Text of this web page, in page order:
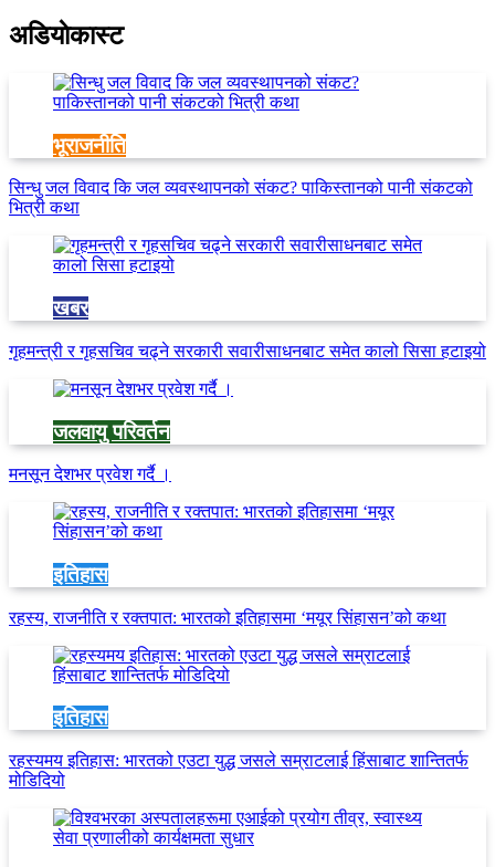
अडियाेकास्ट
भूराजनीति
सिन्धु जल विवाद कि जल व्यवस्थापनको संकट? पाकिस्तानको पानी संकटको
भित्री कथा
खबर
गृहमन्त्री र गृहसचिव चढ्ने सरकारी सवारीसाधनबाट समेत कालो सिसा हटाइयो
जलवायु परिवर्तन
मनसून देशभर प्रवेश गर्दै ।
इतिहास
रहस्य, राजनीति र रक्तपात: भारतको इतिहासमा ‘मयूर सिंहासन’को कथा
इतिहास
रहस्यमय इतिहास: भारतको एउटा युद्ध जसले सम्राटलाई हिंसाबाट शान्तितर्फ
मोडिदियो